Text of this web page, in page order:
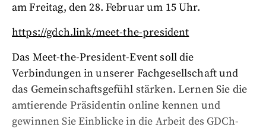
am Freitag, den 28. Februar um 15 Uhr.
https://gdch.link/meet-the-president
Das Meet-the-President-Event soll die
Verbindungen in unserer Fachgesellschaft und
das Gemeinschaftsgefühl stärken. Lernen Sie die
amtierende Präsidentin online kennen und
gewinnen Sie Einblicke in die Arbeit des GDCh-